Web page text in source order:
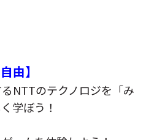
由】
NTTのテクノロジを「み
学ぼう！